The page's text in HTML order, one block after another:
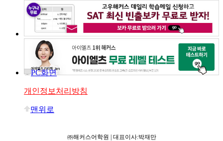
PC화면
개인정보처리방침
맨위로
㈜해커스어학원 | 대표이사:박재만